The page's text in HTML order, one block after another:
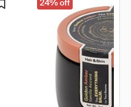
24% off